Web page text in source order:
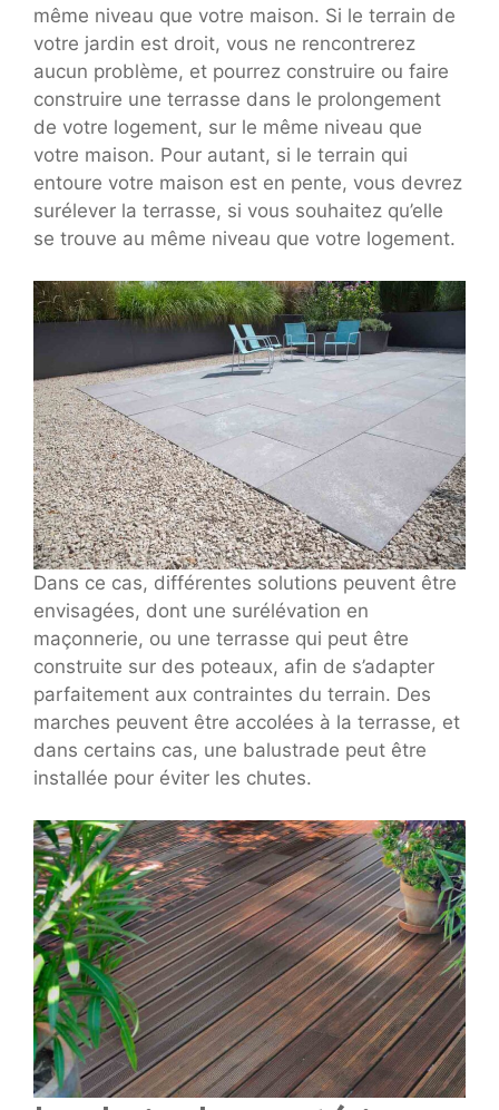
même niveau que votre maison. Si le terrain de
votre jardin est droit, vous ne rencontrerez
aucun problème, et pourrez construire ou faire
construire une terrasse dans le prolongement
de votre logement, sur le même niveau que
votre maison. Pour autant, si le terrain qui
entoure votre maison est en pente, vous devrez
surélever la terrasse, si vous souhaitez qu’elle
se trouve au même niveau que votre logement.
Dans ce cas, différentes solutions peuvent être
envisagées, dont une surélévation en
maçonnerie, ou une terrasse qui peut être
construite sur des poteaux, afin de s’adapter
parfaitement aux contraintes du terrain. Des
marches peuvent être accolées à la terrasse, et
dans certains cas, une balustrade peut être
installée pour éviter les chutes.